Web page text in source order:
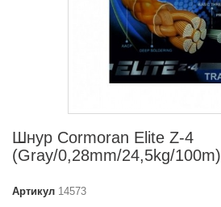
Шнур Cormoran Elite Z-4
(Gray/0,28mm/24,5kg/100m)
Артикул 14573